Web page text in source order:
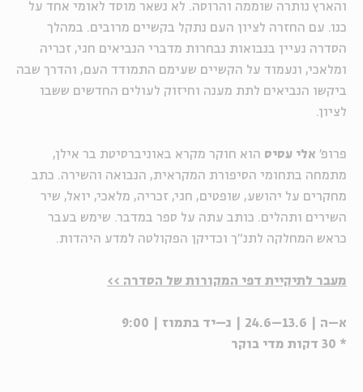
והארץ נותרה שוממה והרוסה. לא נשאר מוסד לאומי אחד על
כנו. עם החזרה לציון העם נתקל בקשיים מרובים. במהלך
הסדרה נעיין בנבואות נבחרות מדברי הנביאים חגי, זכריה
ומלאכי, ונעמוד על הקשיים שעימם התמודד העם, והדרך שבה
ביקשו הנביאים לתת מענה וחיזוק לעולים החדשים ששבו
לציון.
פרופ' אלי עסיס הוא חוקר מקרא באוניברסיטת בר אילן,
מתמחה בתחומי הסיפורת המקראית, הנבואה והשירה. כתב
מחקרים על יהושע, שופטים, חגי, זכריה, מלאכי, יואל, שיר
השירים ותהלים. כותב עתה על ספר במדבר. שימש בעבר
כראש המחלקה לתנ"ך וכדיקן הפקולטה למדע היהדות.
מעבר לתיקיית דפי המקורות של הסדרה >>
א–ה | 13.6–24.6 | ג–יד בתמוז | 9:00
* 30 דקות מדי בוקר